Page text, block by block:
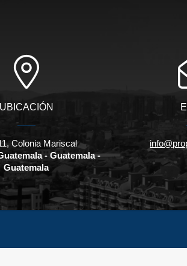
UBICACIÓN
Colonia Mariscal
- Guatemala -
Guatemala